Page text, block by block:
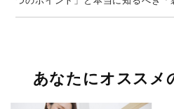
由」
あなたにオススメ